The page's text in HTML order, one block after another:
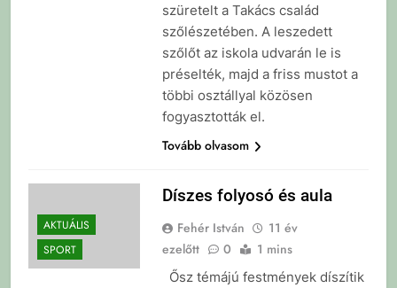
szüretelt a Takács család
szőlészetében. A leszedett
szőlőt az iskola udvarán le is
préselték, majd a friss mustot a
többi osztállyal közösen
fogyasztották el.
Tovább olvasom
AKTUÁLIS
SPORT
Díszes folyosó és aula
Fehér István
11 év
ezelőtt
0 1 mins
Ősz témájú festmények díszítik